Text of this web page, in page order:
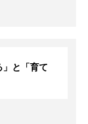
」と「育て